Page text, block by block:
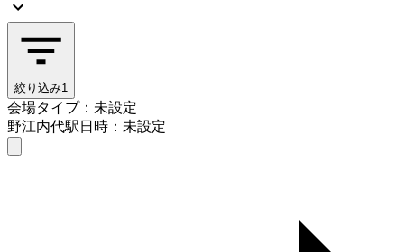
絞り込み1
会場タイプ：未設定
野江内代駅日時：未設定